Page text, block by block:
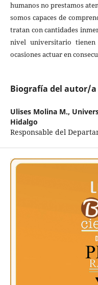
humanos no prestamos
somos capaces de
tratan con cantidades
nivel universitario
ocasiones actuar en
Biografía del autor/a
Ulises Molina M.,
Hidalgo
Responsable del